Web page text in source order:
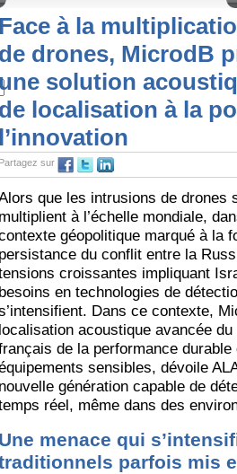
Face à la
de drones, MicrodB
solution
de localisation à la
l’innovation
Partagez sur
que les intrusions de drones
multiplient à l’échelle mondiale,
géopolitique marqué à la
persistance du conflit entre la
croissantes impliquant
besoins en technologies de
Dans ce contexte,
localisation acoustique avancée
de la performance
sensibles, dévoile
nouvelle génération capable de
réel, même dans des
Une menace qui
parfois mis